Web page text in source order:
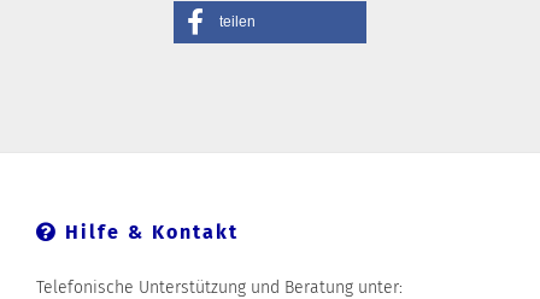
teilen
Hilfe & Kontakt
Telefonische Unterstützung und Beratung unter: